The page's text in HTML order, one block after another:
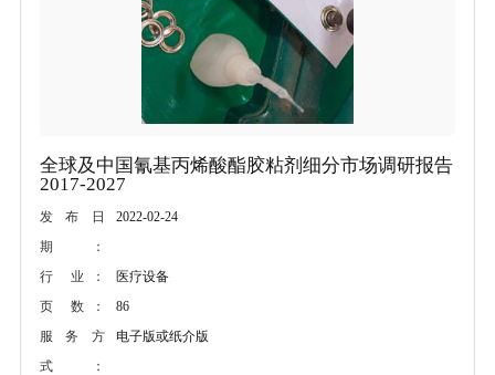
全球及中国氰基丙烯酸酯胶粘剂细分市场调研报告
2017-2027
发布日
期：
2022-02-24
行 业：
医疗设备
页 数：
86
服务方
式：
电子版或纸介版